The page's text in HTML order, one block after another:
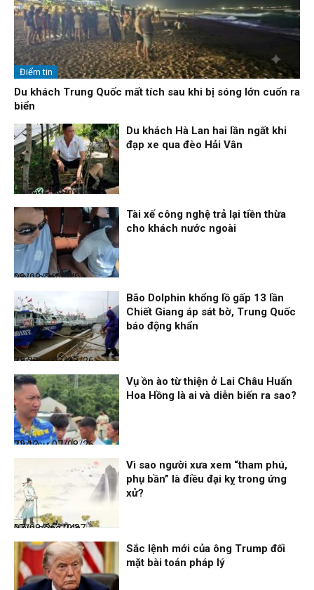
Điểm tin
Du khách Trung Quốc mất tích sau khi bị sóng lớn cuốn ra
biển
Thời sự
08/08/26, 13:10
Du khách Hà Lan hai lần ngất khi
đạp xe qua đèo Hải Vân
Nhịp sống 24h
08/08/26, 09:06
Tài xế công nghệ trả lại tiền thừa
cho khách nước ngoài
Thời sự
07/08/26, 23:28
Bão Dolphin khổng lồ gấp 13 lần
Chiết Giang áp sát bờ, Trung Quốc
báo động khẩn
Thời sự
07/08/26, 22:13
Vụ ồn ào từ thiện ở Lai Châu Huấn
Hoa Hồng là ai và diễn biến ra sao?
Nhịp sống 24h
07/08/26, 19:37
Vì sao người xưa xem “tham phú,
phụ bần” là điều đại kỵ trong ứng
xử?
Sắc lệnh mới của ông Trump đối
mặt bài toán pháp lý